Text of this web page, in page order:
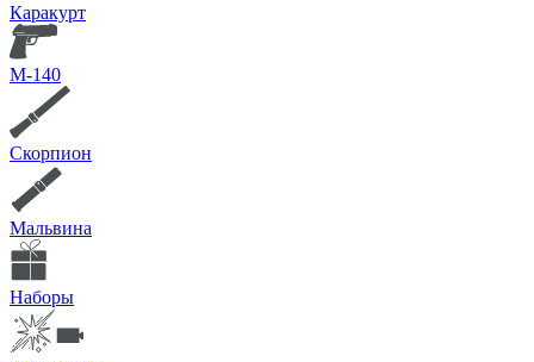
Каракурт
М-140
Скорпион
Мальвина
Наборы